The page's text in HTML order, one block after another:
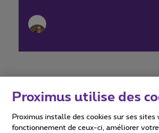
Conditions d'utilisation
Proximus utilise des
Proximus installe des cookies sur ses sites
fonctionnement de ceux-ci, améliorer